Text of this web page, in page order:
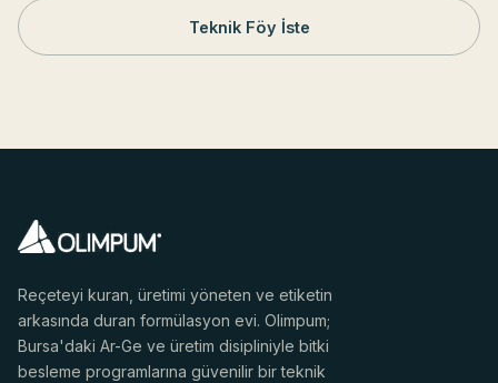
Teknik Föy İste
Reçeteyi kuran, üretimi yöneten ve etiketin
arkasında duran formülasyon evi. Olimpum;
Bursa'daki Ar-Ge ve üretim disipliniyle bitki
besleme programlarına güvenilir bir teknik